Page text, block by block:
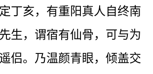
丁亥，有重阳真人自终南
生，谓宿有仙骨，可与为
侣。乃温颜青眼，倾盖交